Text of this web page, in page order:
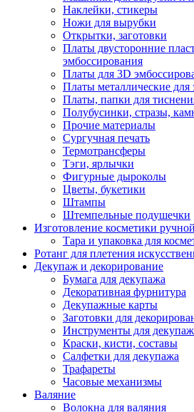
Наклейки, стикеры
Ножи для вырубки
Открытки, заготовки
Платы двусторонние
эмбоссирования
Платы для 3D
Платы металлические для
Платы, папки для
Полубусинки, стразы,
Прочие материалы
Сургучная печать
Термотрансферы
Тэги, ярлычки
Фигурные дыроколы
Цветы, букетики
Штампы
Штемпельные подушечки
Изготовление косметики
Тара и упаковка для
Ротанг для плетения
Декупаж и декорирование
Бумага для декупажа
Декоративная фурнитура
Декупажные карты
Заготовки для
Инструменты для
Краски, кисти, составы
Салфетки для декупажа
Трафареты
Часовые механизмы
Валяние
Волокна для валяния